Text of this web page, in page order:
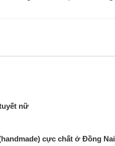
nữ
cực chất ở Đồng Nai